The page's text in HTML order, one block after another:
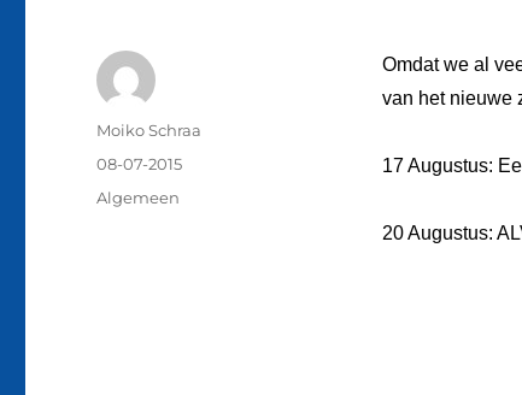
Omdat we al
van het nieuwe
17 Augustus:
20 Augustus:
Auteur
Moiko Schraa
Geplaatst
op
08-07-2015
Categorieën
Algemeen